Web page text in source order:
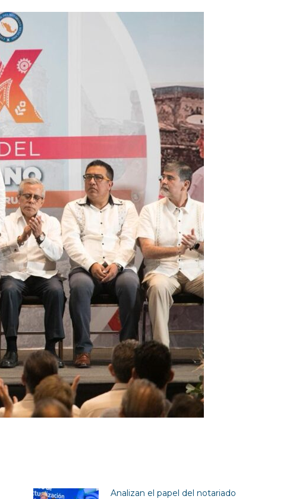
Analizan el papel del notariado